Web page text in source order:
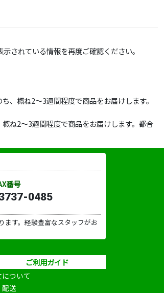
されている情報を再度ご確認ください。
、概ね2～3週間程度で商品をお届けします。
ね2～3週間程度で商品をお届けします。都合
番号
0485
ます。経験豊富なスタッフがお
ご利用ガイド
について
配送